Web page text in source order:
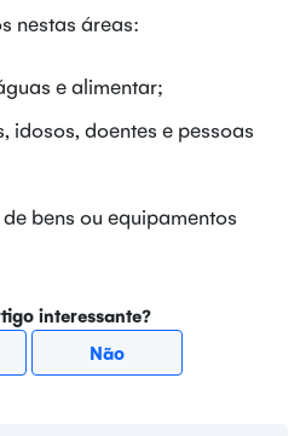
nestas áreas:
e alimentar;
idosos, doentes e pessoas
bens ou equipamentos
interessante?
Não